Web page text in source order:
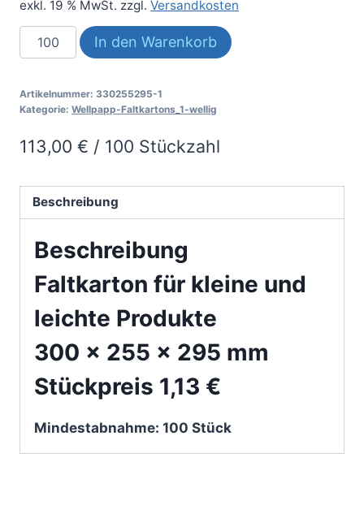
exkl. 19 % MwSt. zzgl. Versandkosten
Faltkarton-
330255295-
Menge
In den Warenkorb
Artikelnummer: 330255295-1
Kategorie: Wellpapp-Faltkartons_1-wellig
113,00 € / 100 Stückzahl
Beschreibung
Beschreibung
Faltkarton für kleine und
leichte Produkte
300 x 255 x 295 mm
Stückpreis 1,13 €
Mindestabnahme: 100 Stück